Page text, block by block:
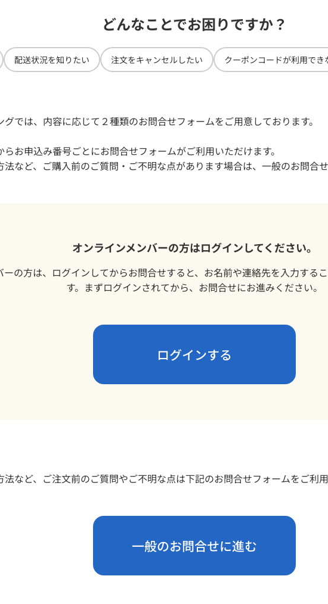
レジットカード情報のご登録について
の変更について
ンセルについて
どんなことでお困りですか？
配送状況を知りたい 注文をキャンセルしたい クーポンコードが利用でき
では、内容に応じて２種類のお問合せフォームをご用意しております。
お申込み番号ごとにお問合せフォームがご利用いただけます。
など、ご購入前のご質問・ご不明な点があります場合は、一般のお問合
オンラインメンバーの方はログインしてください。
ーの方は、ログインしてからお問合せすると、お名前や連絡先を入力する
す。まずログインされてから、お問合せにお進みください。
ログインする
など、ご注文前のご質問やご不明な点は下記のお問合せフォームをご利用
一般のお問合せに進む